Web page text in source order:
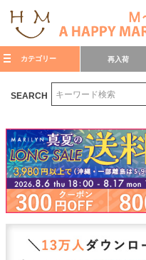
カテゴリー 再入荷
SEARCH